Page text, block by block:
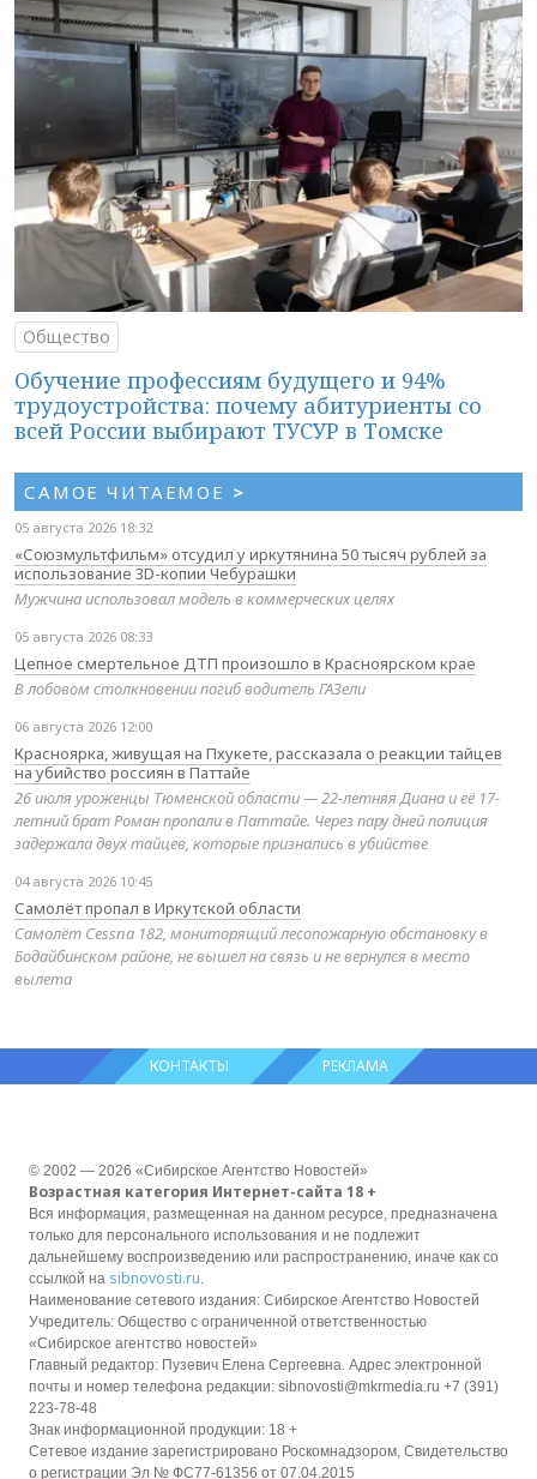
Общество
Обучение профессиям будущего и 94%
трудоустройства: почему абитуриенты со
всей России выбирают ТУСУР в Томске
САМОЕ ЧИТАЕМОЕ >
05 августа 2026 18:32
«Союзмультфильм» отсудил у иркутянина 50 тысяч рублей за
использование 3D-копии Чебурашки
Мужчина использовал модель в коммерческих целях
05 августа 2026 08:33
Цепное смертельное ДТП произошло в Красноярском крае
В лобовом столкновении погиб водитель ГАЗели
06 августа 2026 12:00
Красноярка, живущая на Пхукете, рассказала о реакции тайцев
на убийство россиян в Паттайе
26 июля уроженцы Тюменской области — 22-летняя Диана и её 17-
летний брат Роман пропали в Паттайе. Через пару дней полиция
задержала двух тайцев, которые признались в убийстве
04 августа 2026 10:45
Самолёт пропал в Иркутской области
Самолёт Cessna 182, мониторящий лесопожарную обстановку в
Бодайбинском районе, не вышел на связь и не вернулся в место
вылета
КОНТАКТЫ РЕКЛАМА
© 2002 — 2026 «Сибирское Агентство Новостей»
Возрастная категория Интернет-сайта 18 +
Вся информация, размещенная на данном ресурсе, предназначена
только для персонального использования и не подлежит
дальнейшему воспроизведению или распространению, иначе как со
ссылкой на sibnovosti.ru.
Наименование сетевого издания: Сибирское Агентство Новостей
Учредитель: Общество с ограниченной ответственностью
«Сибирское агентство новостей»
Главный редактор: Пузевич Елена Сергеевна. Адрес электронной
почты и номер телефона редакции: sibnovosti@mkrmedia.ru +7 (391)
223-78-48
Знак информационной продукции: 18 +
Сетевое издание зарегистрировано Роскомнадзором, Свидетельство
о регистрации Эл № ФС77-61356 от 07.04.2015